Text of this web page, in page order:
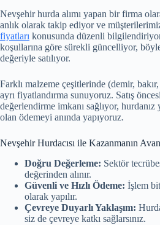
Nevşehir hurda alımı yapan bir firma
anlık olarak takip ediyor ve
fiyatları konusunda düzenli
koşullarına göre sürekli güncelliyor,
değeriyle satılıyor.
Farklı malzeme çeşitlerinde (demir,
ayrı fiyatlandırma sunuyoruz. Satış
değerlendirme imkanı sağlıyor, hurdanız
olan ödemeyi anında yapıyoruz.
Nevşehir Hurdacısı ile Kazanmanın
Doğru Değerleme: Sektör
değerinden alınır.
Güvenli ve Hızlı Ödeme: İşlem
olarak yapılır.
Çevreye Duyarlı Yaklaşım:
siz de çevreye katkı sağlarsınız.